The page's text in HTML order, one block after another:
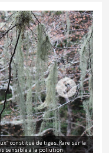
constitué de tiges. Rare sur la
sensible à la pollution